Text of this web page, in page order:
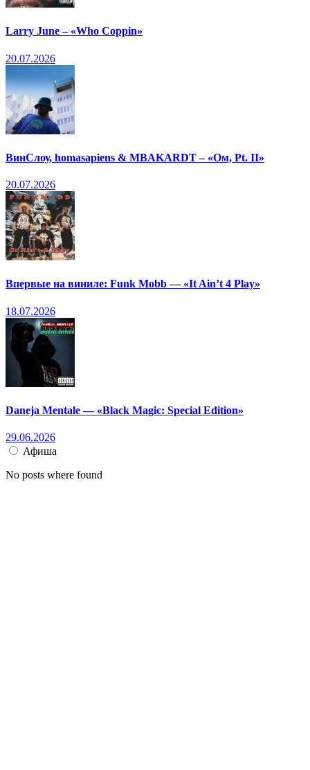
Larry June – «Who Coppin»
20.07.2026
ВинСлоу, homasapiens & MBAKARDT – «Ом, Pt. II»
20.07.2026
Впервые на виниле: Funk Mobb — «It Ain’t 4 Play»
18.07.2026
Daneja Mentale — «Black Magic: Special Edition»
29.06.2026
Афиша
No posts where found